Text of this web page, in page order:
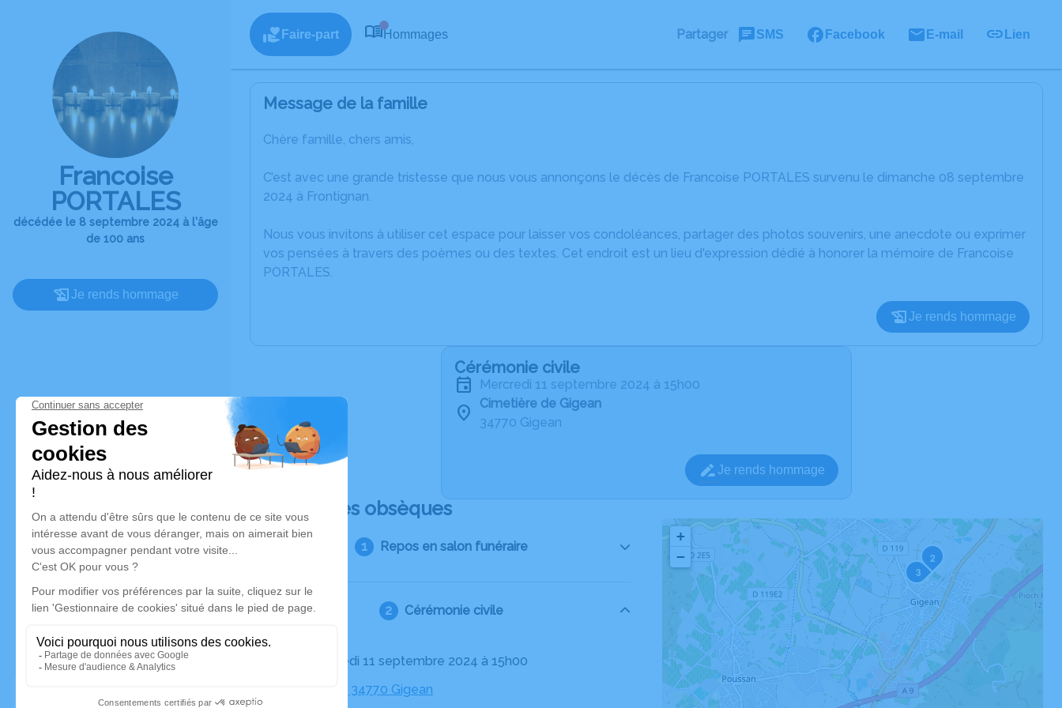
Francoise
PORTALES
décédée le 8 septembre 2024 à l'âge
de 100 ans
Je rends hommage
Faire-part Hommages Partager SMS Facebook E-mail Lien
Message de la famille
Chère famille, chers amis,
C’est avec une grande tristesse que nous vous annonçons le décès de Francoise PORTALES survenu le dimanche 08 septembre
2024 à Frontignan.
Nous vous invitons à utiliser cet espace pour laisser vos condoléances, partager des photos souvenirs, une anecdote ou exprimer
vos pensées à travers des poèmes ou des textes. Cet endroit est un lieu d'expression dédié à honorer la mémoire de Francoise
PORTALES.
Je rends hommage
Cérémonie civile
mercredi 11 septembre 2024 à 15h00
Cimetière de Gigean
34770 Gigean
Je rends hommage
Déroulé des obsèques
Repos en salon funéraire
Cérémonie civile
Le mercredi 11 septembre 2024 à 15h00
Cimetière, 34770 Gigean
2
3
+
−